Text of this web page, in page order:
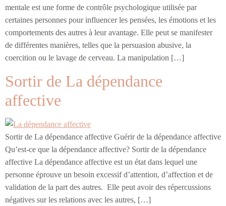
mentale est une forme de contrôle psychologique utilisée par
certaines personnes pour influencer les pensées, les émotions et les
comportements des autres à leur avantage. Elle peut se manifester
de différentes manières, telles que la persuasion abusive, la
coercition ou le lavage de cerveau. La manipulation […]
Sortir de La dépendance
affective
Sortir de La dépendance affective Guérir de la dépendance affective
Qu’est-ce que la dépendance affective? Sortir de la dépendance
affective La dépendance affective est un état dans lequel une
personne éprouve un besoin excessif d’attention, d’affection et de
validation de la part des autres. Elle peut avoir des répercussions
négatives sur les relations avec les autres, […]